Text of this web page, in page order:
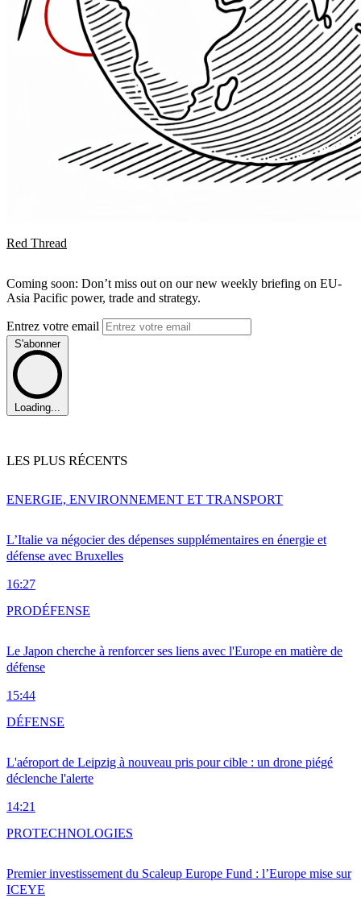
Red Thread
Coming soon: Don’t miss out on our new weekly briefing on EU-
Asia Pacific power, trade and strategy.
Entrez votre email
S'abonner
Loading...
LES PLUS RÉCENTS
L’Italie va négocier des dépenses supplémentaires en énergie et
défense avec Bruxelles
16:27
ENERGIE, ENVIRONNEMENT ET TRANSPORT
Le Japon cherche à renforcer ses liens avec l'Europe en matière de
défense
15:44
PRODÉFENSE
L'aéroport de Leipzig à nouveau pris pour cible : un drone piégé
déclenche l'alerte
14:21
DÉFENSE
Premier investissement du Scaleup Europe Fund : l’Europe mise sur
ICEYE
PROTECHNOLOGIES